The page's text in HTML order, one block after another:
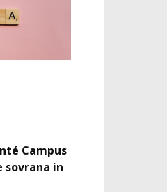
Campus
in